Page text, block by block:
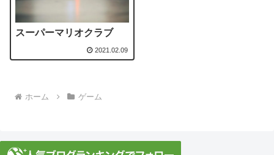
スーパーマリオクラブ
2021.02.09
ホーム ゲーム